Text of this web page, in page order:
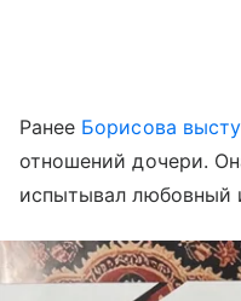
Ранее Борисова
отношений дочери.
испытывал любовный